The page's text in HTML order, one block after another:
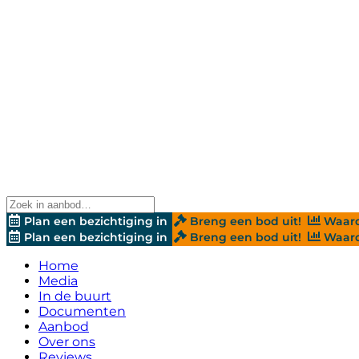
Plan een bezichtiging in Breng een bod uit!
Plan een bezichtiging in
Breng een bod uit!
Home
Media
In de buurt
Documenten
Aanbod
Over ons